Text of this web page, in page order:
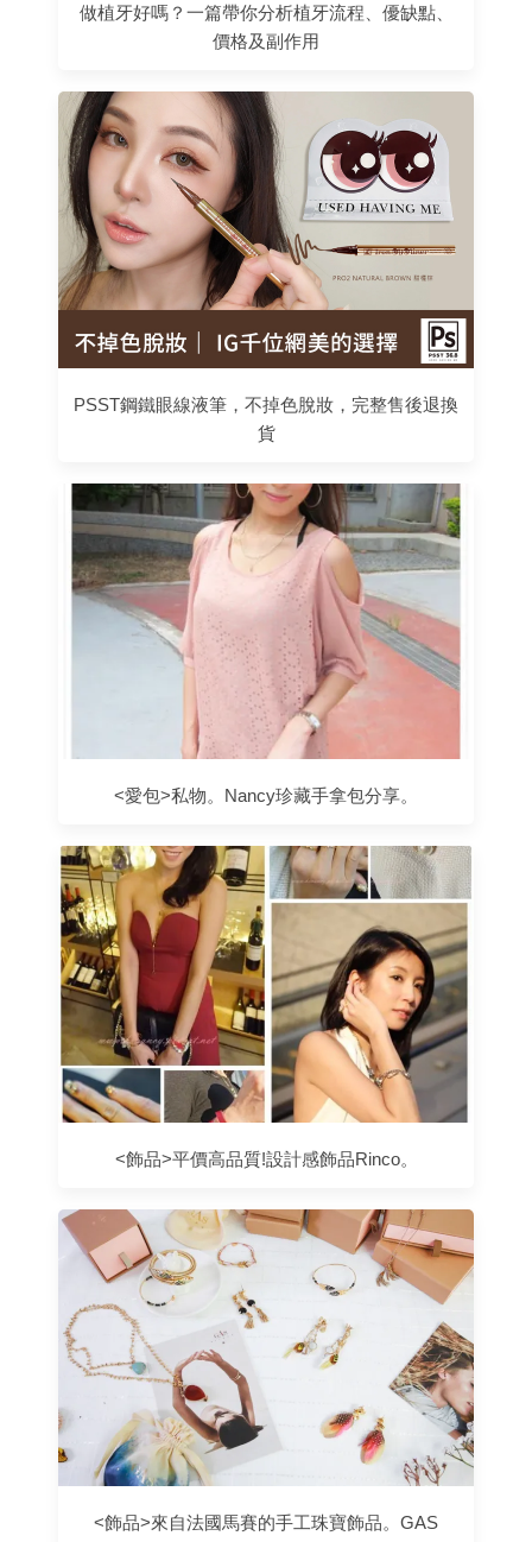
做植牙好嗎？一篇帶你分析植牙流程、優缺點、
價格及副作用
PSST鋼鐵眼線液筆，不掉色脫妝，完整售後退換
貨
<愛包>私物。Nancy珍藏手拿包分享。
<飾品>平價高品質!設計感飾品Rinco。
<飾品>來自法國馬賽的手工珠寶飾品。GAS